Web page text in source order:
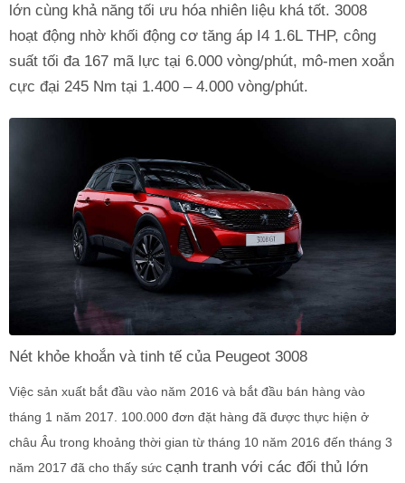
lớn cùng khả năng tối ưu hóa nhiên liệu khá tốt. 3008
hoạt động nhờ khối động cơ tăng áp I4 1.6L THP, công
suất tối đa 167 mã lực tại 6.000 vòng/phút, mô-men xoắn
cực đại 245 Nm tại 1.400 – 4.000 vòng/phút.
Nét khỏe khoắn và tinh tế của Peugeot 3008
Việc sản xuất bắt đầu vào năm 2016 và bắt đầu bán hàng vào
tháng 1 năm 2017. 100.000 đơn đặt hàng đã được thực hiện ở
châu Âu trong khoảng thời gian từ tháng 10 năm 2016 đến tháng 3
năm 2017 đã cho thấy sức cạnh tranh với các đối thủ lớn